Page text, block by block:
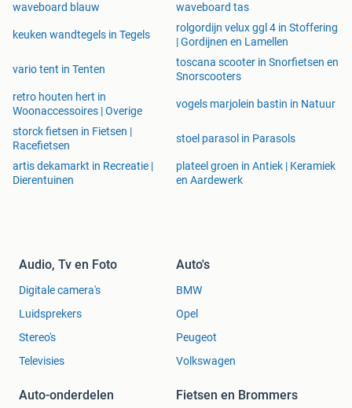
waveboard blauw
waveboard tas
keuken wandtegels in Tegels
rolgordijn velux ggl 4 in Stoffering
| Gordijnen en Lamellen
vario tent in Tenten
toscana scooter in Snorfietsen en
Snorscooters
retro houten hert in
Woonaccessoires | Overige
vogels marjolein bastin in Natuur
storck fietsen in Fietsen |
Racefietsen
stoel parasol in Parasols
artis dekamarkt in Recreatie |
Dierentuinen
plateel groen in Antiek | Keramiek
en Aardewerk
Audio, Tv en Foto
Digitale camera's
Luidsprekers
Stereo's
Televisies
Auto's
BMW
Opel
Peugeot
Volkswagen
Auto-onderdelen Fietsen en Brommers